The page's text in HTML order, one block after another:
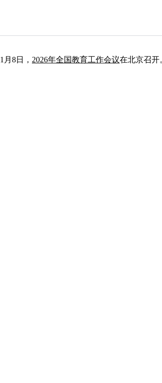
1月8日， 2026年全国教育工作会议在北京召开